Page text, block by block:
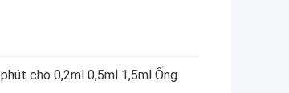
cho 0,2ml 0,5ml 1,5ml Ống